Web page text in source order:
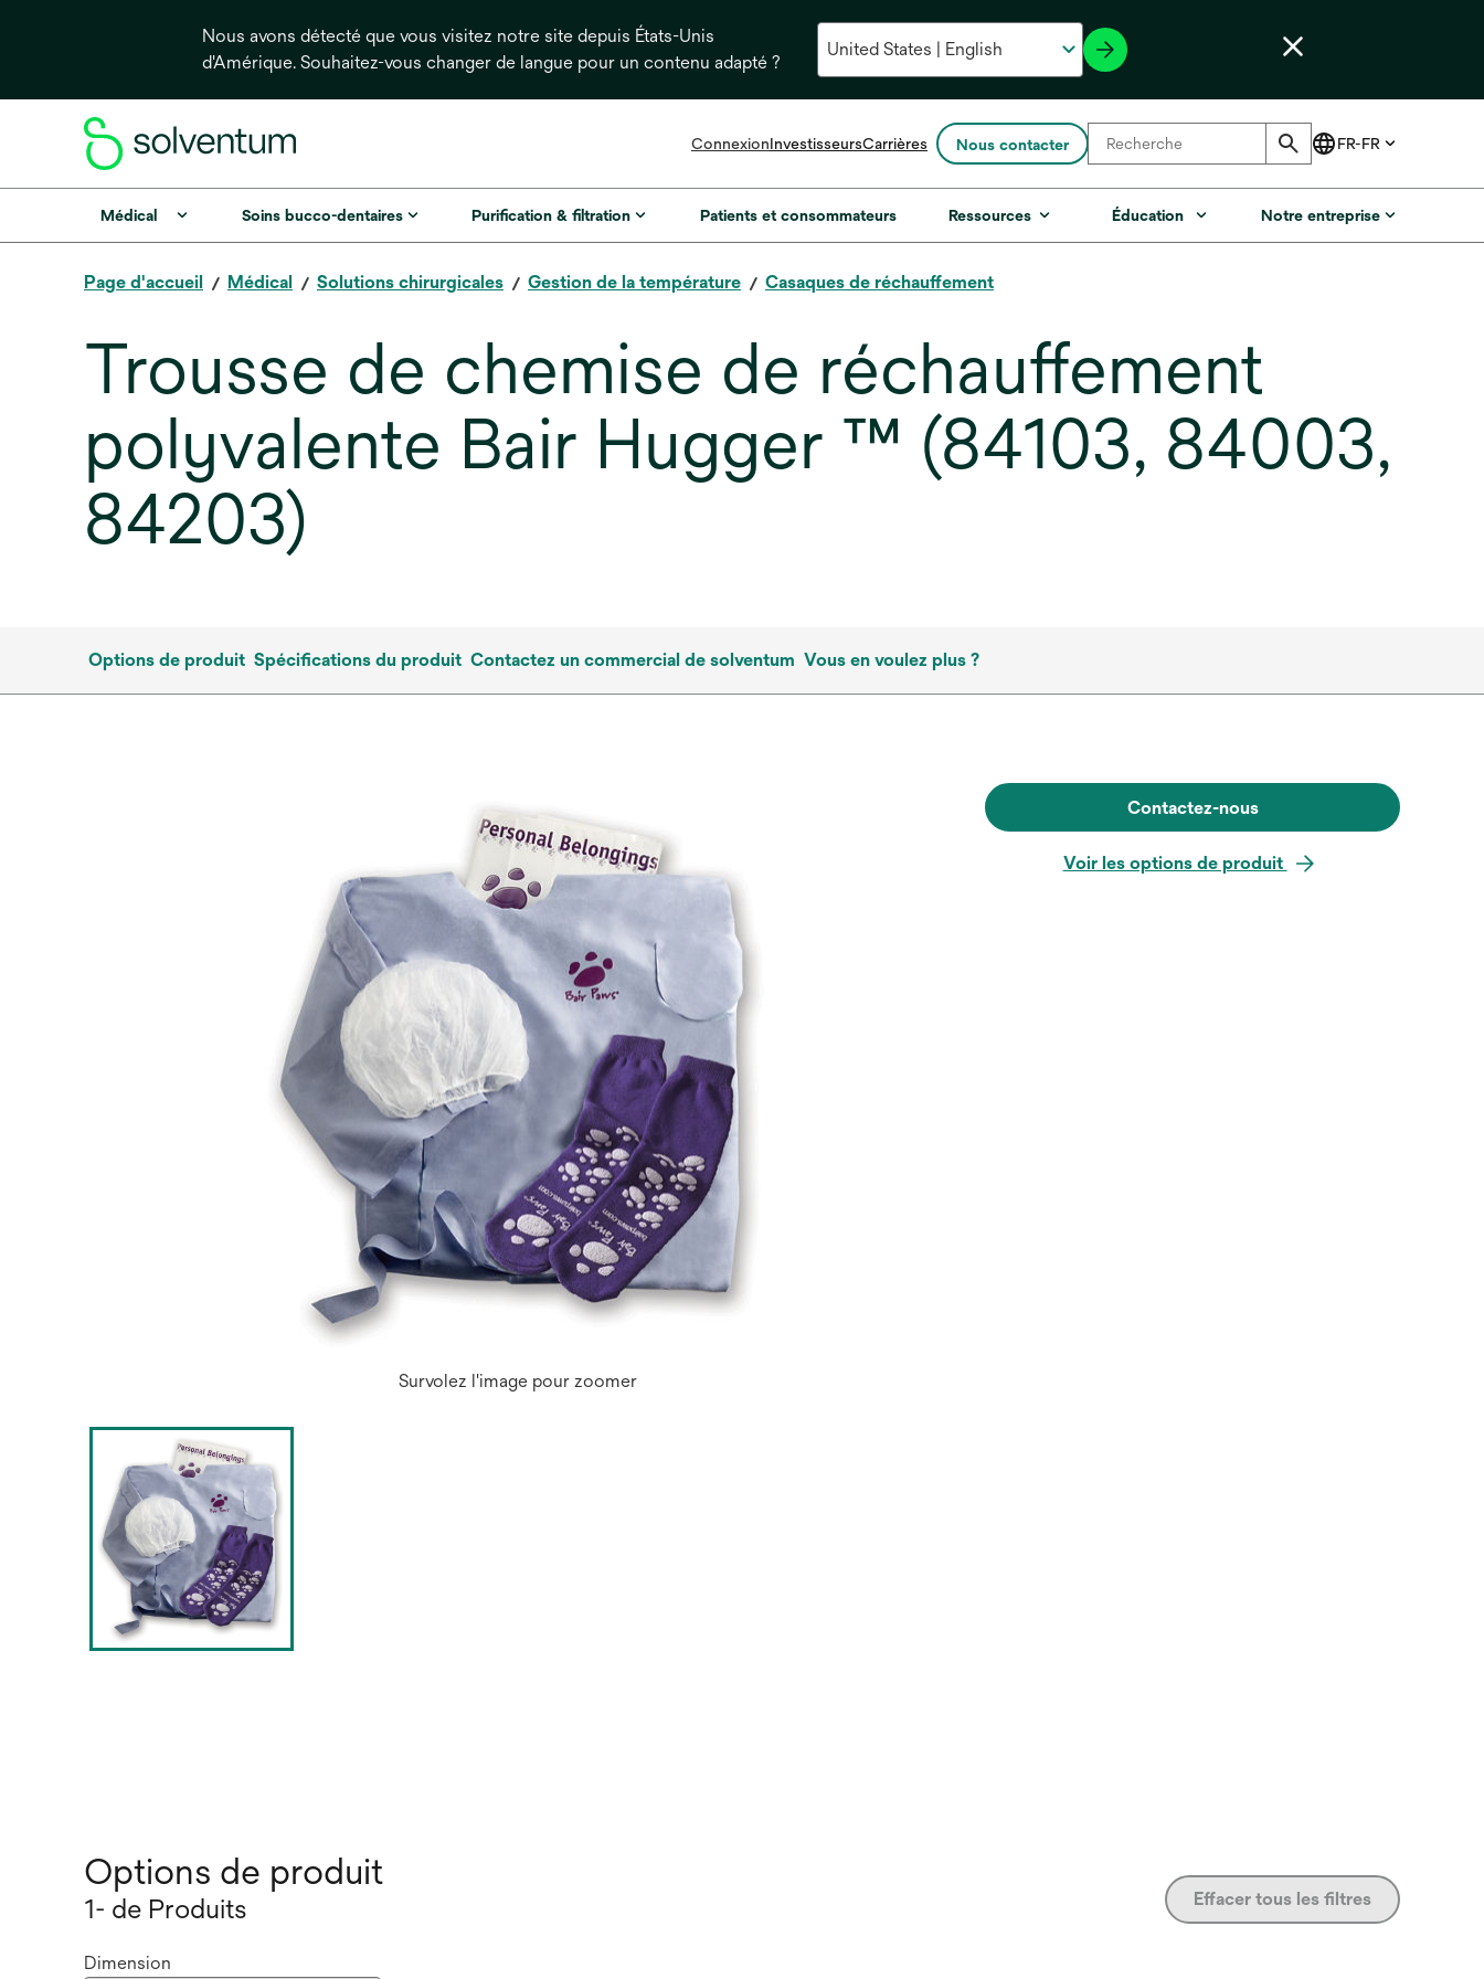
Nous avons détecté que vous visitez notre site depuis États-Unis
d'Amérique. Souhaitez-vous changer de langue pour un contenu adapté ?
ConnexionInvestisseurss’ouvre
un
nouvel
Carrières Nous contacter
Médical Soins bucco-dentaires Purification & filtration Patients et consommateurs Ressources Éducation Notre entreprise
Page d'accueil Médical Solutions chirurgicales Gestion de la température Casaques de réchauffement
Trousse de chemise de réchauffement
polyvalente Bair Hugger ™ (84103, 84003,
84203)
Options de produit Spécifications du produit Contactez un commercial de solventum Vous en voulez plus ?
Survolez l'image pour zoomer
Contactez-nous
Voir les options de produit
Options de produit
1- de Produits Effacer tous les filtres
Dimension